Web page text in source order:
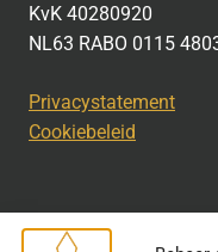
KvK 40280920
NL63 RABO 0115
Privacystatement
Cookiebeleid